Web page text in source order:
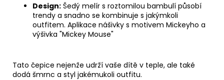
Design: Šedý melír s roztomilou bambulí působí
trendy a snadno se kombinuje s jakýmkoli
outfitem. Aplikace nášivky s motivem Mickeyho a
výšivka "Mickey Mouse"
Tato čepice nejenže udrží vaše dítě v teple, ale také
dodá šmrnc a styl jakémukoli outfitu.